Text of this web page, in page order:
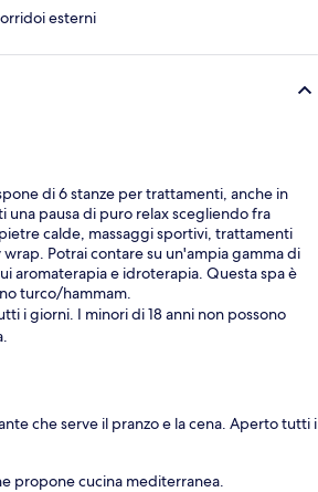
esterni
di 6 stanze per trattamenti, anche in
una pausa di puro relax scegliendo fra
calde, massaggi sportivi, trattamenti
Potrai contare su un'ampia gamma di
aromaterapia e idroterapia. Questa spa è
turco/hammam.
i giorni. I minori di 18 anni non possono
che serve il pranzo e la cena. Aperto tutti i
propone cucina mediterranea.